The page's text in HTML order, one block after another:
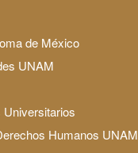
de México
UNAM
Humanos UNAM